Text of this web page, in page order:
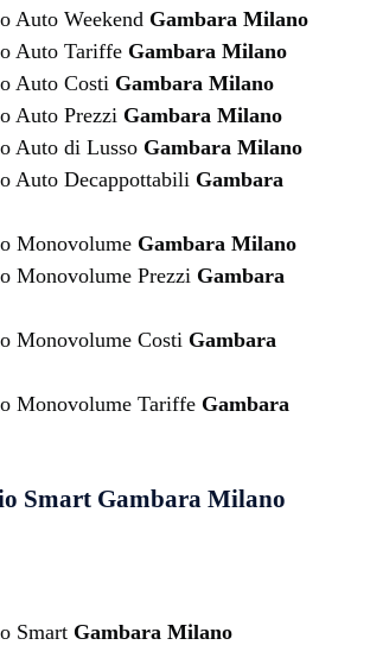
Auto Weekend Gambara Milano
Auto Tariffe Gambara Milano
Auto Costi Gambara Milano
Auto Prezzi Gambara Milano
Auto di Lusso Gambara Milano
Auto Decappottabili Gambara
Monovolume Gambara Milano
Monovolume Prezzi Gambara
Monovolume Costi Gambara
Monovolume Tariffe Gambara
Smart Gambara Milano
Smart Gambara Milano